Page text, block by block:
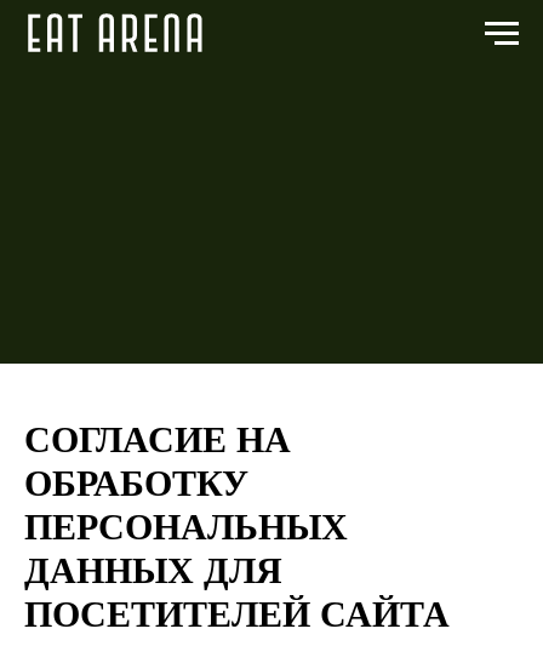
СОГЛАСИЕ НА
ОБРАБОТКУ
ПЕРСОНАЛЬНЫХ
ДАННЫХ ДЛЯ
ПОСЕТИТЕЛЕЙ САЙТА